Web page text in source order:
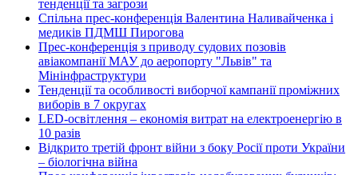
тенденції та загрози
Спільна прес-конференція Валентина Наливайченка і
медиків ПДМШ Пирогова
Прес-конференція з приводу судових позовів
авіакомпанії МАУ до аеропорту "Львів" та
Мінінфраструктури
Тенденції та особливості виборчої кампанії проміжних
виборів в 7 округах
LED-освітлення – економія витрат на електроенергію в
10 разів
Відкрито третій фронт війни з боку Росії проти України
– біологічна війна